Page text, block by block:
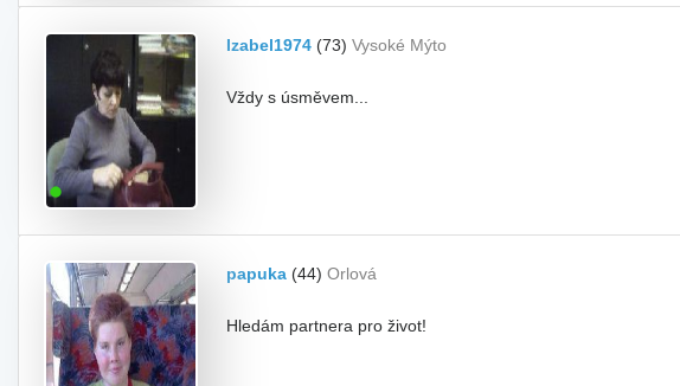
Izabel1974 (73) Vysoké Mýto
Vždy s úsměvem...
papuka (44) Orlová
Hledám partnera pro život!